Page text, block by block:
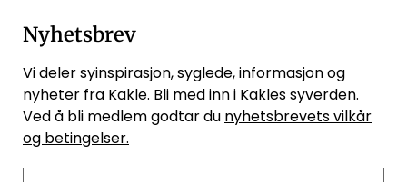
Nyhetsbrev
Vi deler syinspirasjon, syglede, informasjon og
nyheter fra Kakle. Bli med inn i Kakles syverden.
Ved å bli medlem godtar du nyhetsbrevets vilkår
og betingelser.